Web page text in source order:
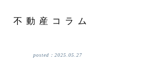
不動産コラム
posted：2025.05.27